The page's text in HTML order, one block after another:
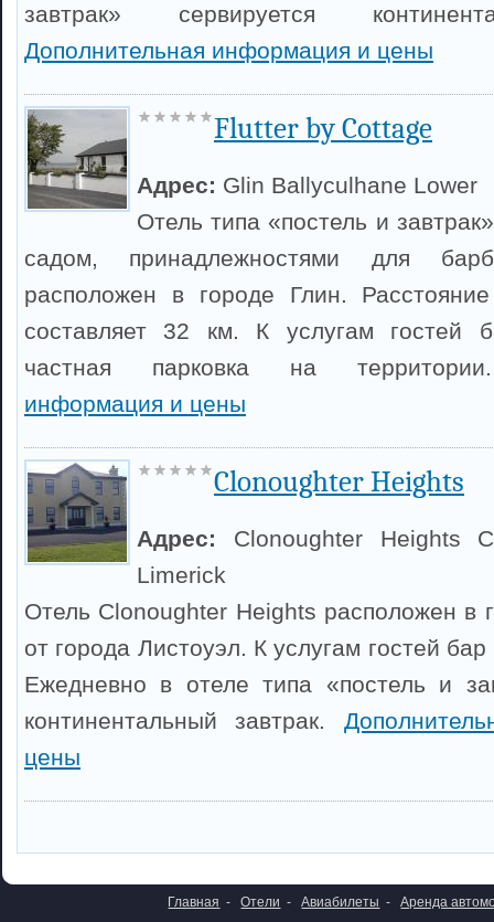
завтрак» сервируется
Дополнительная информация и цены
Flutter by Cottage
Адрес: Glin Ballyculhane Lower
Отель типа «постель и
садом, принадлежностями для
расположен в городе Глин.
составляет 32 км. К услугам гостей
частная парковка на
информация и цены
Clonoughter Heights
Адрес: Clonoughter Heights
Limerick
Отель Clonoughter Heights расположен в
от города Листоуэл. К услугам гостей
Ежедневно в отеле типа «постель и
континентальный завтрак.
цены
Главная - Отели - Авиабилеты -
Аренда